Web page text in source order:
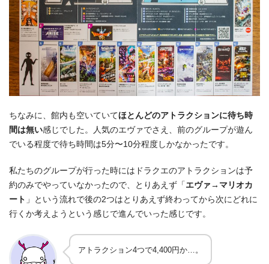
ちなみに、館内も空いていてほとんどのアトラクションに待ち時
間は無い感じでした。人気のエヴァでさえ、前のグループが遊ん
でいる程度で待ち時間は5分〜10分程度しかなかったです。
私たちのグループが行った時にはドラクエのアトラクションは予
約のみでやっていなかったので、とりあえず「 エヴァ→マリオカ
ート 」という流れで後の2つはとりあえず終わってから次にどれに
行くか考えようという感じで進んでいった感じです。
アトラクション4つで4,400円か…。